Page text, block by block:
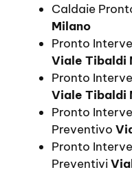
Caldaie
Milano
Pronto
Viale Tibaldi
Pronto
Viale Tibaldi
Pronto
Preventivo
Pronto
Preventivi